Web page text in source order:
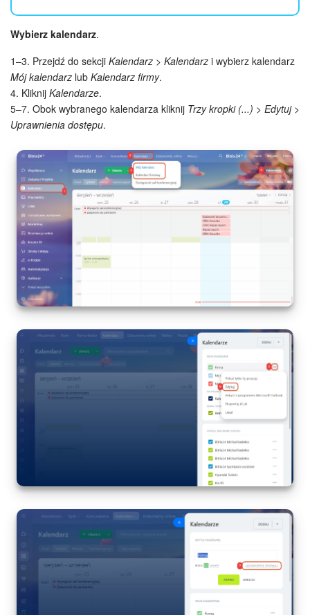
Wybierz kalendarz.
1–3. Przejdź do sekcji Kalendarz > Kalendarz i wybierz kalendarz
Mój kalendarz lub Kalendarz firmy.
4. Kliknij Kalendarze.
5–7. Obok wybranego kalendarza kliknij Trzy kropki (...) > Edytuj >
Uprawnienia dostępu.